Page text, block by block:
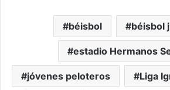
béisbol béisbol
estadio Hermanos
jóvenes peloteros Liga